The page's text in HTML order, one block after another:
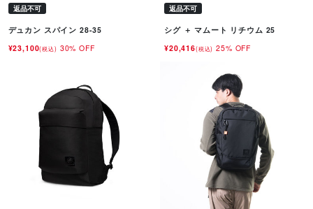
返品不可
デュカン スパイン 28-35
¥23,100(税込) 30% OFF
返品不可
シグ ＋ マムート リチウム 25
¥20,416(税込) 25% OFF